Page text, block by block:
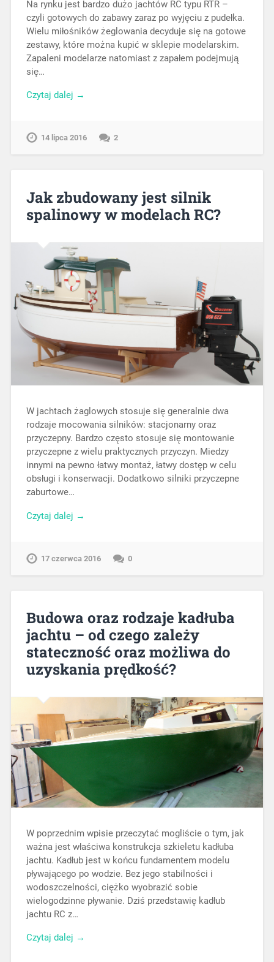
Na rynku jest bardzo dużo jachtów RC typu RTR –
czyli gotowych do zabawy zaraz po wyjęciu z pudełka.
Wielu miłośników żeglowania decyduje się na gotowe
zestawy, które można kupić w sklepie modelarskim.
Zapaleni modelarze natomiast z zapałem podejmują
się…
Czytaj dalej →
14 lipca 2016 2
Jak zbudowany jest silnik
spalinowy w modelach RC?
W jachtach żaglowych stosuje się generalnie dwa
rodzaje mocowania silników: stacjonarny oraz
przyczepny. Bardzo często stosuje się montowanie
przyczepne z wielu praktycznych przyczyn. Miedzy
innymi na pewno łatwy montaż, łatwy dostęp w celu
obsługi i konserwacji. Dodatkowo silniki przyczepne
zaburtowe…
Czytaj dalej →
17 czerwca 2016 0
Budowa oraz rodzaje kadłuba
jachtu – od czego zależy
stateczność oraz możliwa do
uzyskania prędkość?
W poprzednim wpisie przeczytać mogliście o tym, jak
ważna jest właściwa konstrukcja szkieletu kadłuba
jachtu. Kadłub jest w końcu fundamentem modelu
pływającego po wodzie. Bez jego stabilności i
wodoszczelności, ciężko wyobrazić sobie
wielogodzinne pływanie. Dziś przedstawię kadłub
jachtu RC z…
Czytaj dalej →